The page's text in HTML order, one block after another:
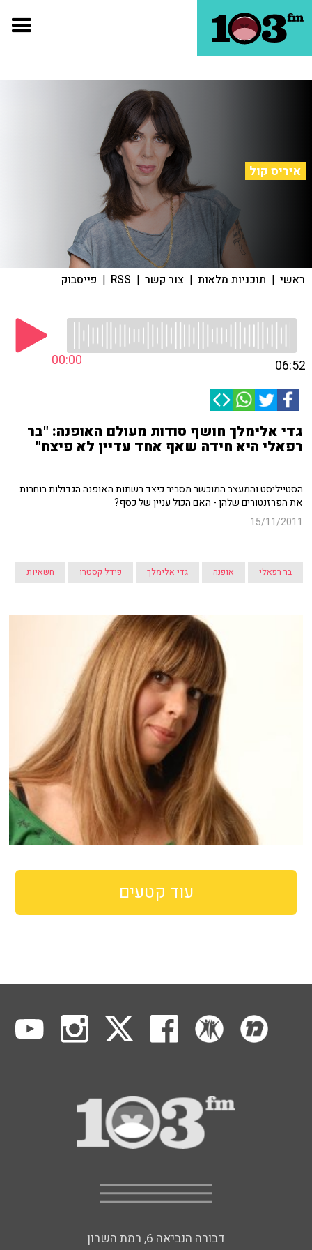
איריס קול
ראשי | תוכניות מלאות | צור קשר |
RSS
| פייסבוק
00:00 06:52
גדי אלימלך חושף סודות מעולם האופנה: "בר
רפאלי היא חידה שאף אחד עדיין לא פיצח"
הסטייליסט והמעצב המוכשר מסביר כיצד רשתות האופנה הגדולות בוחרות
את הפרזנטורים שלהן - האם הכול עניין של כסף?
15/11/2011
בר רפאלי אופנה גדי אלימלך פידל קסטרו חשאיות
עוד קטעים
דבורה הנביאה 6, רמת השרון